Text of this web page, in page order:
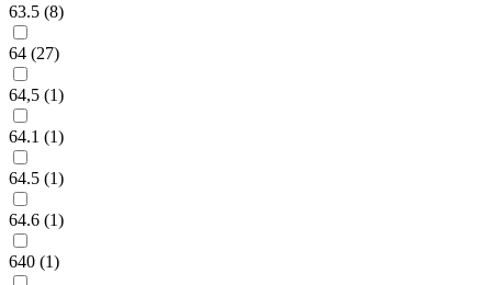
63.5 (8)
64 (27)
64,5 (1)
64.1 (1)
64.5 (1)
64.6 (1)
640 (1)